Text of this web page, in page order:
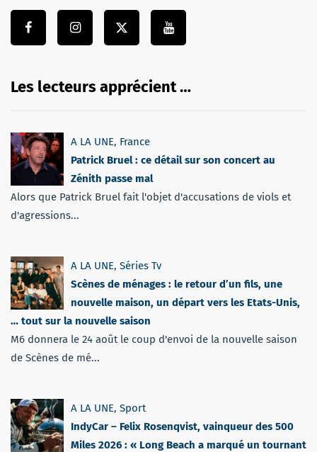
Les lecteurs apprécient …
A LA UNE, France
Patrick Bruel : ce détail sur son concert au
Zénith passe mal
Alors que Patrick Bruel fait l'objet d'accusations de viols et
d'agressions...
A LA UNE, Séries Tv
Scènes de ménages : le retour d’un fils, une
nouvelle maison, un départ vers les Etats-Unis,
… tout sur la nouvelle saison
M6 donnera le 24 août le coup d'envoi de la nouvelle saison
de Scènes de mé...
A LA UNE, Sport
IndyCar – Felix Rosenqvist, vainqueur des 500
Miles 2026 : « Long Beach a marqué un tournant